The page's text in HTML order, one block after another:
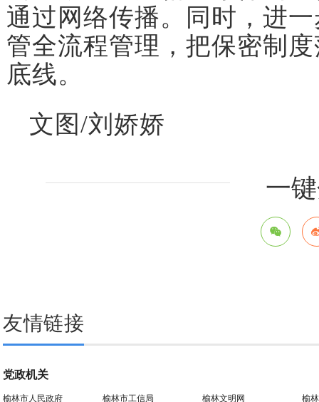
通过网络传播。同时，进
管全流程管理，把保密制
底线。
文图/刘娇娇
一
友情链接
党政机关
榆林市人民政府 榆林市工信局 榆林文明网 榆